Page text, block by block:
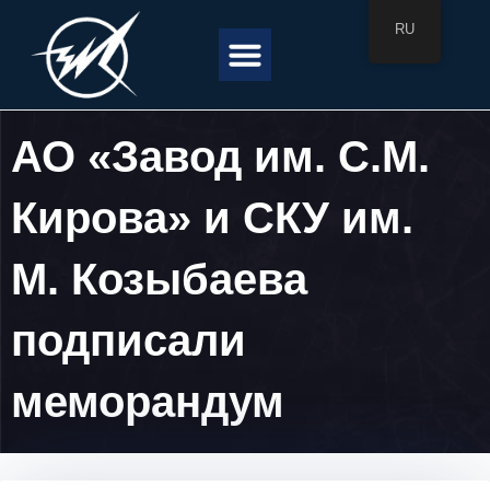
содержимому
Menu
АО «Завод им. С.М.
Кирова» и СКУ им.
М. Козыбаева
подписали
меморандум
RU